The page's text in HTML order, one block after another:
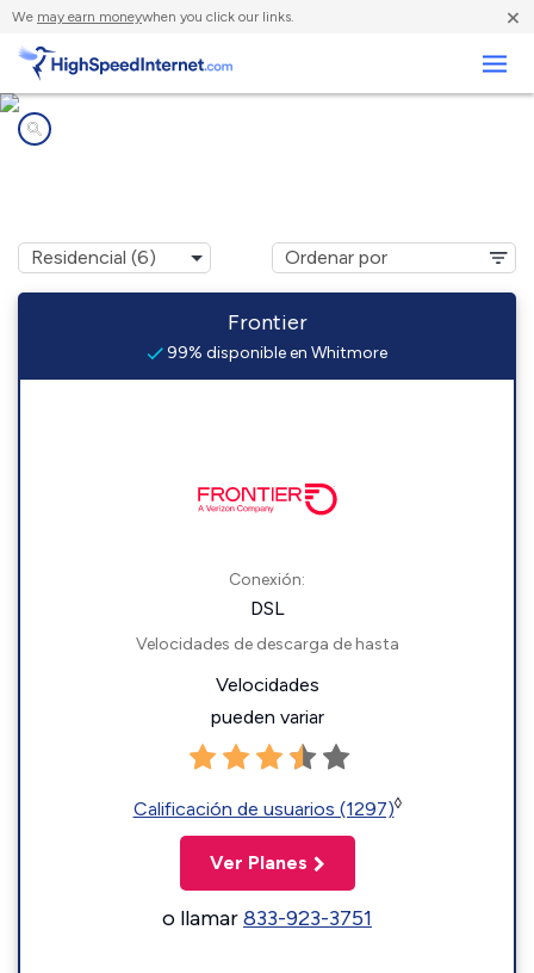
We may earn moneywhen you click our links. ×
Frontier
99% disponible en Whitmore
Conexión:
DSL
Velocidades de descarga de hasta
Velocidades
pueden variar
Calificación de usuarios (1297)◊
Ver Planes
o llamar833-923-3751